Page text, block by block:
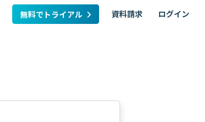
無料でトライアル 資料請求 ログイン